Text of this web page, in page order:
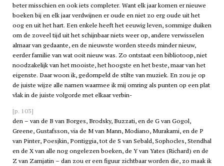
beter misschien en ook iets completer. Want elk jaar komen er nieuwe
boeken bij en elk jaar verdwijnen er oude en niet zo erg oude uit het
oog en uit het hart. Een enkele heeft het eeuwig leven, sommige duiken
om de zoveel tijd uit het schijnbaar niets weer op, andere verwisselen
almaar van gedaante, en de nieuwste worden steeds minder nieuw,
eerder familie van wat ooit nieuw was. Zo ontstaat een bibliotoop, niet
noodzakelijk van het mooiste, het hoogste en het beste, maar van het
eigenste. Daar woon ik, gedompeld de stilte van muziek. En zou je op
de juiste wijze alle namen waarmee ik mij omring als punten op een plat
vlak in de juiste volgorde met elkaar verbin-
[p. 103]
den – van de B van Borges, Brodsky, Buzzati, en de G van Gogol,
Greene, Gustafsson, via de M van Mann, Modiano, Murakami, en de P
van Pinter, Poesjkin, Pontiggia, tot de S van Sebald, Sophocles, Stendhal
en de X van alle nog ongelezen boeken, de Y van Yates (Richard) en de
Z van Zamjatin – dan zou er een figuur zichtbaar worden die, zo maak ik